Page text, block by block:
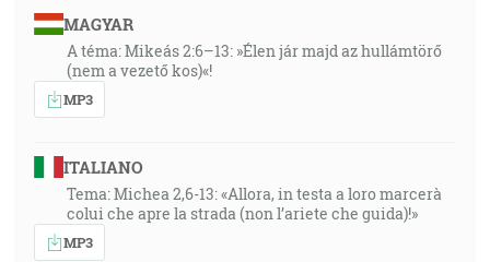
MAGYAR
A téma: Mikeás 2:6–13: »Élen jár majd az hullámtörő
(nem a vezető kos)«!
MP3
ITALIANO
Tema: Michea 2,6-13: «Allora, in testa a loro marcerà
colui che apre la strada (non l’ariete che guida)!»
MP3